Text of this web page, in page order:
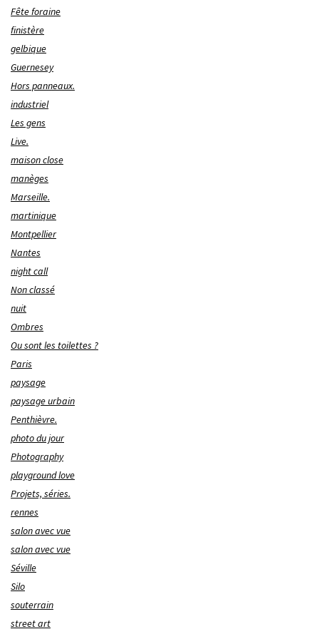
Fête foraine
finistère
gelbique
Guernesey
Hors panneaux.
industriel
Les gens
Live.
maison close
manèges
Marseille.
martinique
Montpellier
Nantes
night call
Non classé
nuit
Ombres
Ou sont les toilettes ?
Paris
paysage
paysage urbain
Penthièvre.
photo du jour
Photography
playground love
Projets, séries.
rennes
salon avec vue
salon avec vue
Séville
Silo
souterrain
street art